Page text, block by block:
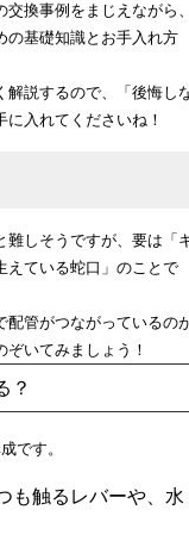
交換事例をまじえながら
の基礎知識とお手入れ方
解説するので、「後悔し
入れてくださいね！
難しそうですが、要は 「
ている蛇口」 のことで
配管がつながっているの
いてみましょう！
？
です。
も触るレバーや、水